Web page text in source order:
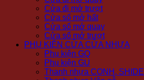
Cửa đi mở trượt
Cửa sổ mở hất
Cửa sổ mở quay
Cửa sổ mở trượt
PHỤ KIỆN CỬA CỬA NHỰA
Phụ kiện GQ
Phụ kiện GU
Thanh nhựa CONH, SHIDE